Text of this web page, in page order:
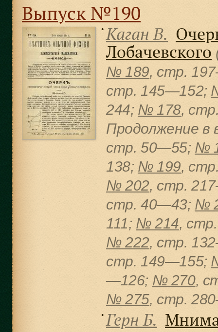
Выпуск №190
● Каган В.
Лобачевского
№ 189, cтр.
cтр. 145—152;
244; № 178,
Продолжение в
cтр. 50—55; №
138; № 199,
№ 202, cтр.
cтр. 40—43; №
111; № 214,
№ 222, cтр.
cтр. 149—155;
—126; № 270,
№ 275, cтр.
● Герн Б.